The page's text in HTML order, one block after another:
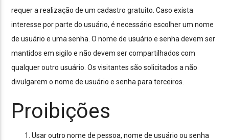
requer a realização de um cadastro gratuito. Caso exista
interesse por parte do usuário, é necessário escolher um nome
de usuário e uma senha. O nome de usuário e senha devem ser
mantidos em sigilo e não devem ser compartilhados com
qualquer outro usuário. Os visitantes são solicitados a não
divulgarem o nome de usuário e senha para terceiros.
Proibições
Usar outro nome de pessoa, nome de usuário ou senha